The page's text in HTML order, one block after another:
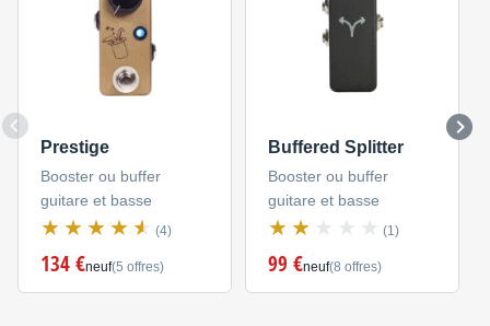
Prestige
Booster ou buffer
guitare et basse
(4)
134 €neuf(5 offres)
Buffered Splitter
Booster ou buffer
guitare et basse
(1)
99 €neuf(8 offres)